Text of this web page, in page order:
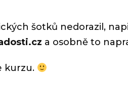
šotků nedorazil,
a osobně to
kurzu.